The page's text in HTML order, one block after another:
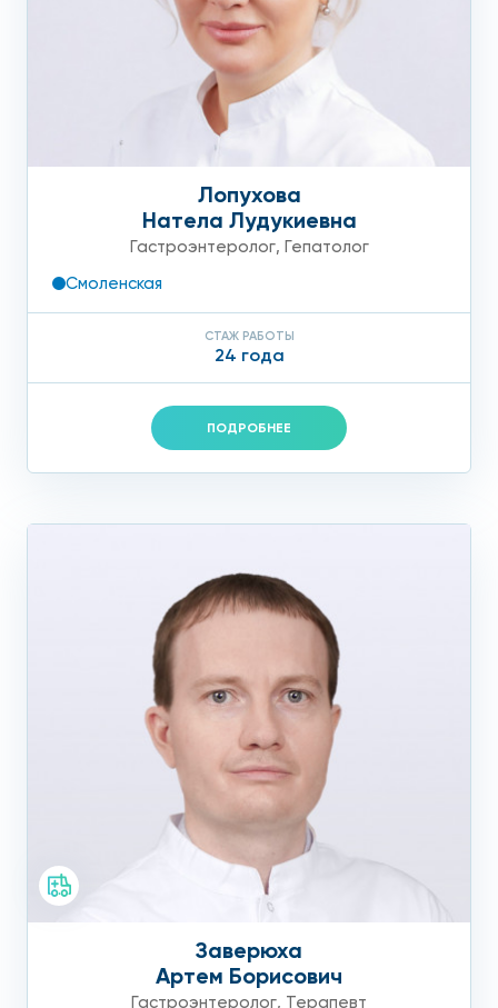
Лопухова
Натела Лудукиевна
Гастроэнтеролог, Гепатолог
Смоленская
СТАЖ РАБОТЫ
24 года
ПОДРОБНЕЕ
Заверюха
Артем Борисович
Гастроэнтеролог, Терапевт